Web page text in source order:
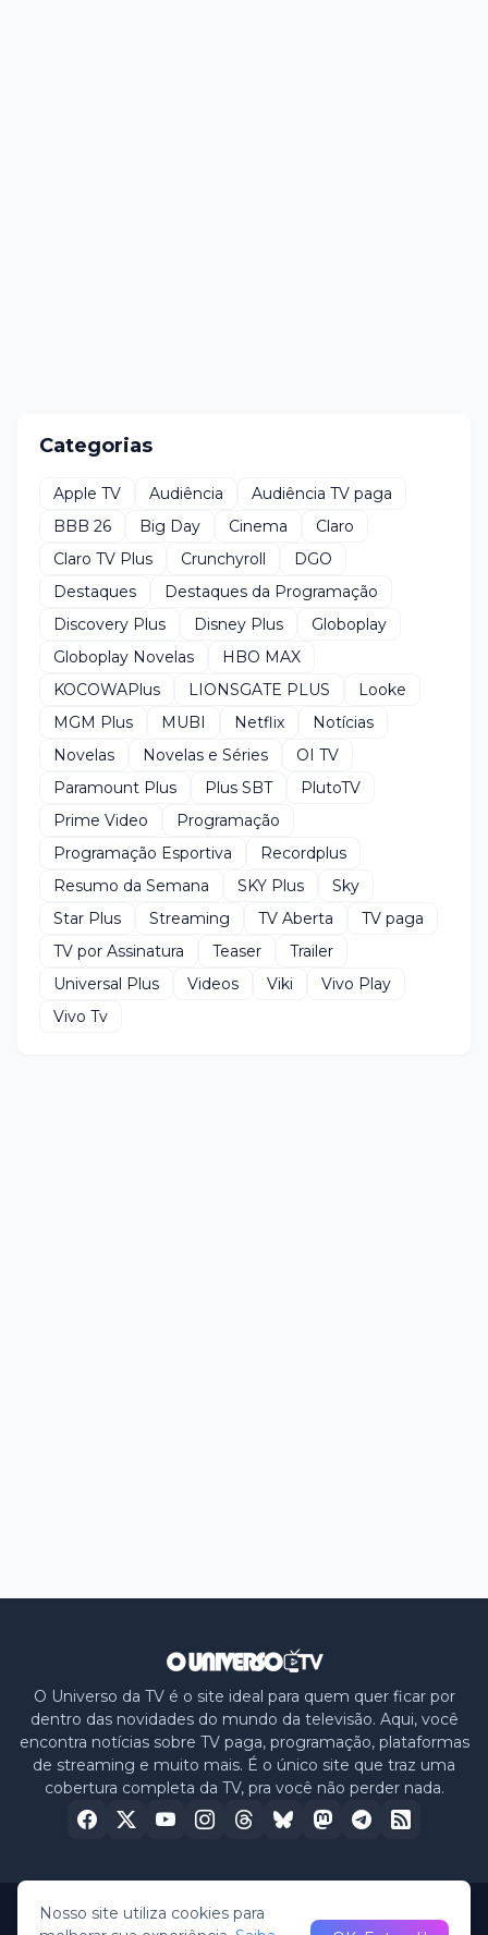
Categorias
Apple TV Audiência
Audiência TV paga
BBB 26
Big Day Cinema
Claro
Claro TV Plus
Crunchyroll
DGO
Destaques
Destaques da Programação
Discovery Plus
Disney Plus
Globoplay
Globoplay Novelas
HBO MAX
KOCOWAPlus
LIONSGATE PLUS
Looke
MGM Plus
MUBI Netflix
Notícias
Novelas
Novelas e Séries
OI TV
Paramount Plus
Plus SBT
PlutoTV
Prime Video
Programação
Programação Esportiva
Recordplus
Resumo da Semana
SKY Plus
Sky
Star Plus
Streaming TV Aberta
TV paga
TV por Assinatura
Teaser
Trailer
Universal Plus
Videos Viki
Vivo Play
Vivo Tv
O Universo da TV é o site ideal para quem quer ficar por
dentro das novidades do mundo da televisão. Aqui, você
encontra notícias sobre TV paga, programação, plataformas
de streaming e muito mais. É o único site que traz uma
cobertura completa da TV, pra você não perder nada.
HomeSobre nósPolítica de Privacidade Contato
Nosso site utiliza cookies para